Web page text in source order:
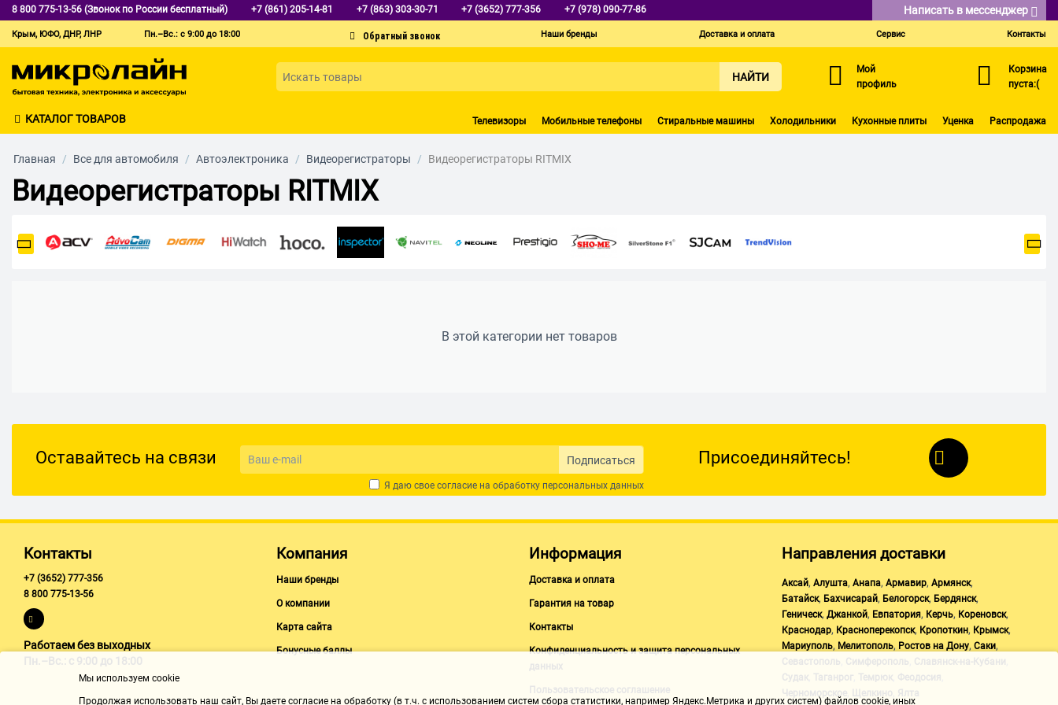
8 800 775-13-56 (Звонок по России бесплатный) +7 (861) 205-14-81 +7 (863) 303-30-71 +7 (3652) 777-356 +7 (978) 090-77-86 Написать в мессенджер
Крым, ЮФО, ДНР, ЛНР Пн.–Вс.: с 9:00 до 18:00 Наши бренды Доставка и оплата Сервис Контакты
НАЙТИ
Мой
профиль
Корзина
пуста:(
КАТАЛОГ ТОВАРОВ Телевизоры Мобильные телефоны Стиральные машины Холодильники Кухонные плиты Уценка Распродажа
Главная / Все для автомобиля / Автоэлектроника / Видеорегистраторы / Видеорегистраторы RITMIX
Видеорегистраторы RITMIX
В этой категории нет товаров
Оставайтесь на связи Подписаться
Я даю свое согласие на обработку персональных данных
Присоединяйтесь!
Контакты
+7 (3652) 777-356
8 800 775-13-56
Работаем без выходных
Пн.–Вс.: с 9:00 до 18:00
Компания
Наши бренды
О компании
Карта сайта
Бонусные баллы
Информация
Доставка и оплата
Гарантия на товар
Контакты
Конфиденциальность и защита персональных
данных
Пользовательское соглашение
Направления доставки
Аксай, Алушта, Анапа, Армавир, Армянск,
Батайск, Бахчисарай, Белогорск, Бердянск,
Геническ, Джанкой, Евпатория, Керчь, Кореновск,
Краснодар, Красноперекопск, Кропоткин, Крымск,
Мариуполь, Мелитополь, Ростов на Дону, Саки,
Севастополь Симферополь Славянск-на-Кубани
Судак Таганрог Темрюк Феодосия
Черноморское Щелкино Ялта
Мы используем cookie
Продолжая использовать наш cайт, Вы даете согласие на обработку (в т.ч. с использованием систем сбора статистики, например Яндекс.Метрика и других систем) файлов cookie, иных